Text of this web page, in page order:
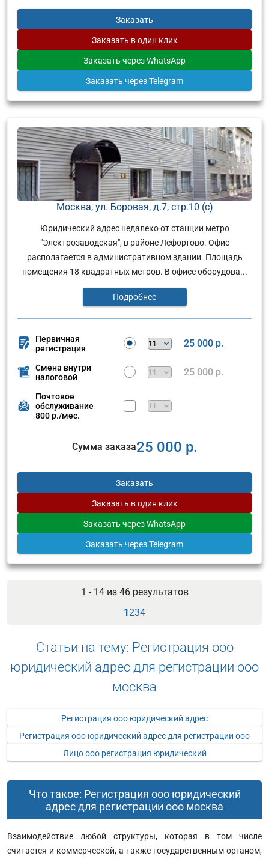
Заказать
Заказать в один клик
Заказать через WhatsApp
Заказать через Telegram
Москва, ул. Боровая, д.7, стр.10 (с)
Юридический адрес недалеко от станции метро
"Электрозаводская", в районе Лефортово. Офис
располагается в административном здании. Площадь
помещения 18 квадратных метров. В офисе оборудова...
Подробнее
Первичная
регистрация
25 000 р.
Смена внутри
налоговой
25 000 р.
Почтовое
обслуживание
800 р./мес.
Сумма заказа25 000 р.
Заказать
Заказать в один клик
Заказать через WhatsApp
Заказать через Telegram
1 - 14 из 46результатов
1234
Статьи на тему: Регистрация ооо
юридический адрес для регистрации ооо
москва
Регистрация ооо юридический адрес
Регистрация ооо юридический адрес для регистрации ооо
Лицо ооо регистрация юридический
Что такое: Регистрация ооо юридический
адрес для регистрации ооо москва
Взаимодействие любой структуры, которая в том числе
считается и коммерческой, а также государственным органом,